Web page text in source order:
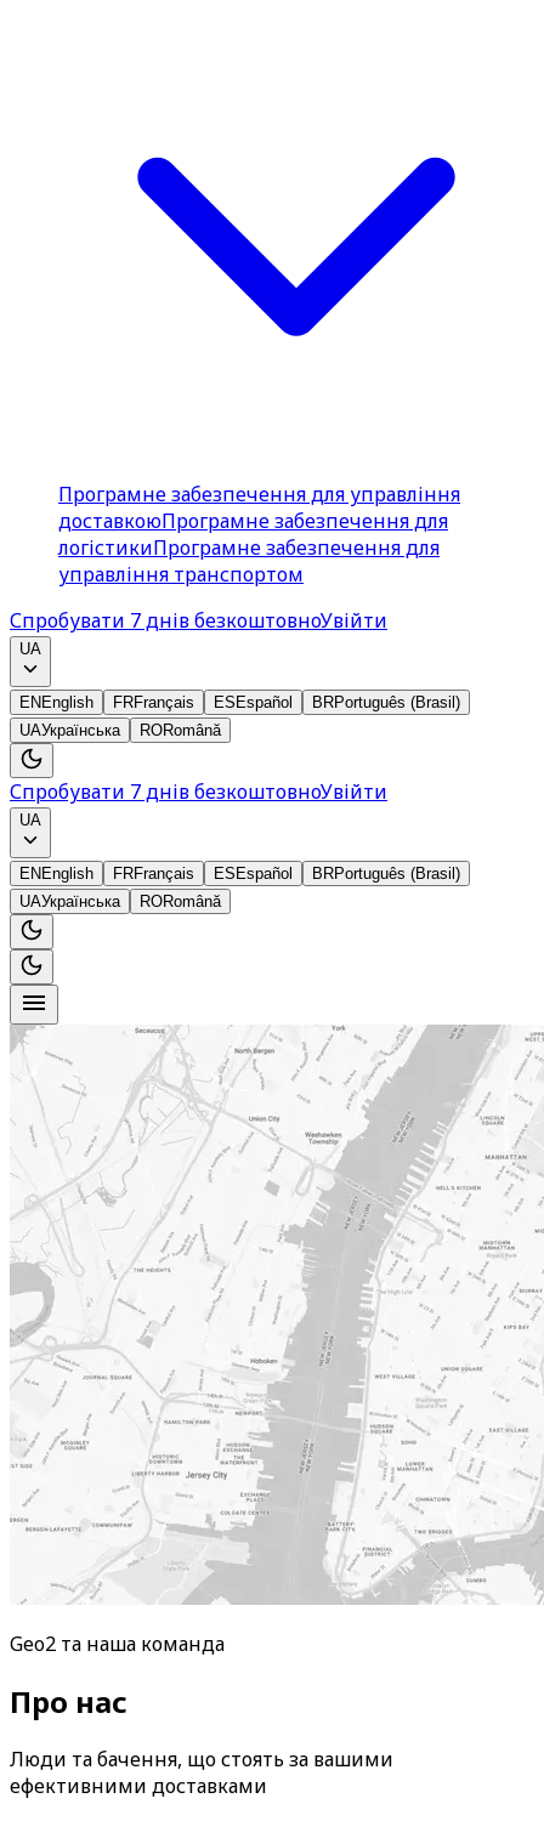
Програмне забезпечення для управління
доставкоюПрограмне забезпечення для
логістикиПрограмне забезпечення для
управління транспортом
Спробувати 7 днів безкоштовноУвійти
UA
EN English FRFrançais ES Español BRPortuguês (Brasil)
UAУкраїнська RORomână
Спробувати 7 днів безкоштовноУвійти
UA
EN English FRFrançais ES Español BRPortuguês (Brasil)
UAУкраїнська RORomână
Geo2 та наша команда
Про нас
Люди та бачення, що стоять за вашими
ефективними доставками